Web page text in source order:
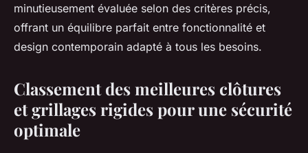
minutieusement évaluée selon des critères précis,
offrant un équilibre parfait entre fonctionnalité et
design contemporain adapté à tous les besoins.
Classement des meilleures clôtures
et grillages rigides pour une sécurité
optimale